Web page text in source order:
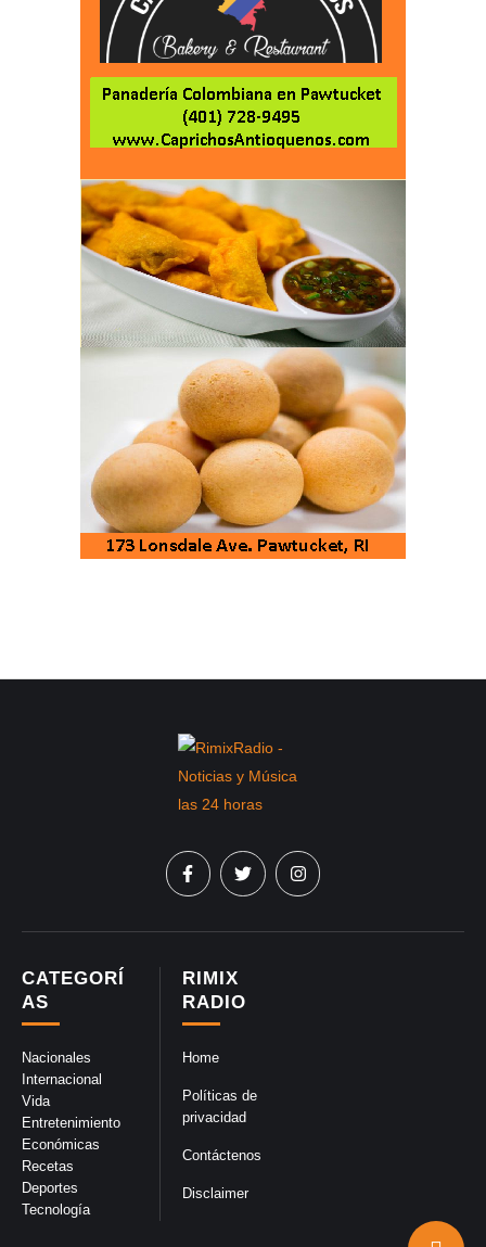
RIMIX
RADIO
Home
Políticas de
privacidad
Contáctenos
Disclaimer
CATEGORÍ
AS
Nacionales
Internacional
Vida
Entretenimiento
Económicas
Recetas
Deportes
Tecnología